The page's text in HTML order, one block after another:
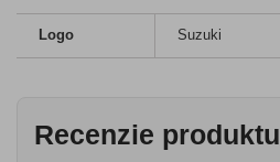
Logo Suzuki
Recenzie produktu